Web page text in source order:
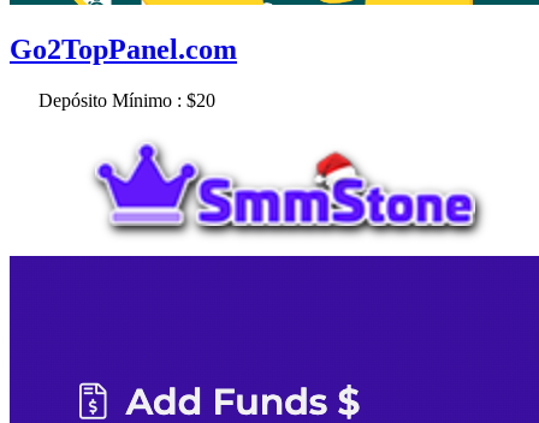
Go2TopPanel.com
Depósito Mínimo : $20